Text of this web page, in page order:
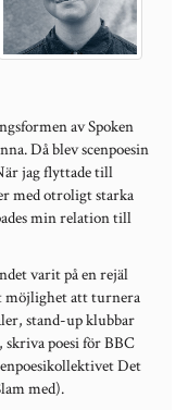
av Spoken
Då blev scenpoesin
jag flyttade till
med otroligt starka
min relation till
varit på en rejäl
möjlighet att turnera
stand-up klubbar
skriva poesi för BBC
Det
med).